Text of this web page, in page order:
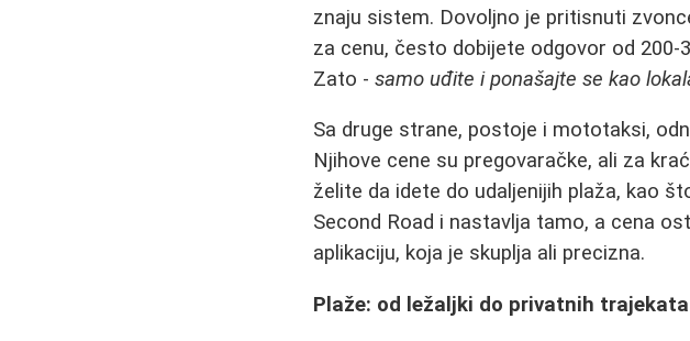
znaju sistem. Dovoljno je pritisnuti
za cenu, često dobijete odgovor od
Zato -samo uđite i ponašajte se kao
Sa druge strane, postoje i mototaksi,
Njihove cene su pregovaračke, ali za
želite da idete do udaljenijih plaža, kao
Second Road i nastavlja tamo, a cena
aplikaciju, koja je skuplja ali precizna.
Plaže: od ležaljki do privatnih trajekata